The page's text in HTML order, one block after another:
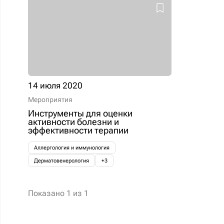
14 июля 2020
Мероприятия
Инструменты для оценки
активности болезни и
эффективности терапии
Аллергология и иммунология
Дерматовенерология
+3
Показано 1 из 1